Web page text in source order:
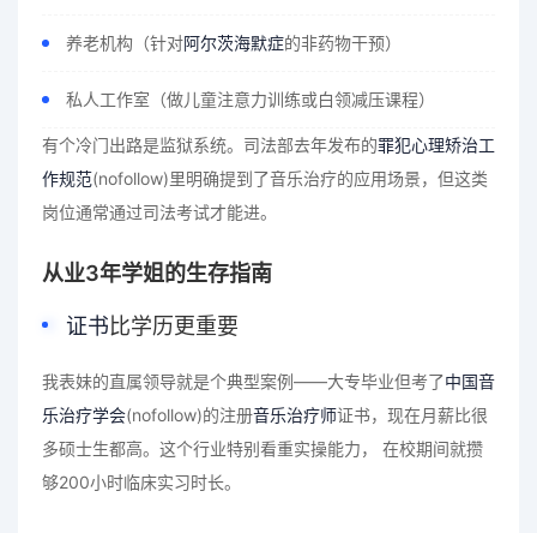
养老机构（针对阿尔茨海默症的非药物干预）
私人工作室（做儿童注意力训练或白领减压课程）
有个冷门出路是监狱系统。司法部去年发布的罪犯心理矫治工
作规范(nofollow)里明确提到了音乐治疗的应用场景，但这类
岗位通常通过司法考试才能进。
从业3年学姐的生存指南
证书比学历更重要
我表妹的直属领导就是个典型案例——大专毕业但考了中国音
乐治疗学会(nofollow)的注册音乐治疗师证书，现在月薪比很
多硕士生都高。这个行业特别看重实操能力， 在校期间就攒
够200小时临床实习时长。